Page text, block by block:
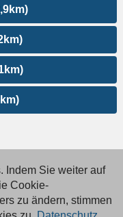
Indem Sie weiter auf
Cookie-
zu ändern, stimmen